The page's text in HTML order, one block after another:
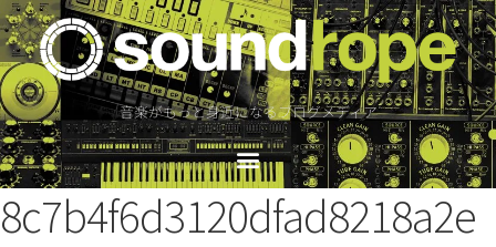
音楽がもっと身近になるブログメディア
8c7b4f6d3120dfad8218a2e